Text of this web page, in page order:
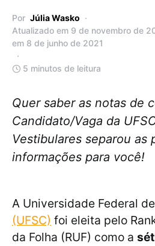
Por Júlia Wasko
Atualizado em 9 de novembro de
em 8 de junho de 2021
5 minutos de leitura
Quer saber as notas de
Candidato/Vaga da
Vestibulares separou as
informações para você!
A Universidade Federal
(UFSC) foi eleita pelo
da Folha (RUF) como a